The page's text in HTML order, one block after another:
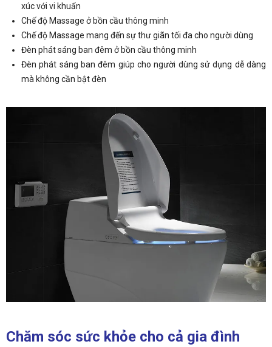
xúc với vi khuẩn
Chế độ Massage ở bồn cầu thông minh
Chế độ Massage mang đến sự thư giãn tối đa cho người dùng
Đèn phát sáng ban đêm ở bồn cầu thông minh
Đèn phát sáng ban đêm giúp cho người dùng sử dụng dễ dàng
mà không cần bật đèn
Chăm sóc sức khỏe cho cả gia đình